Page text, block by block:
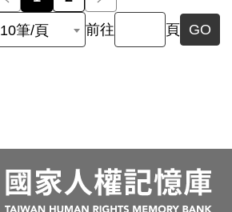
10筆/頁 前往 頁 GO